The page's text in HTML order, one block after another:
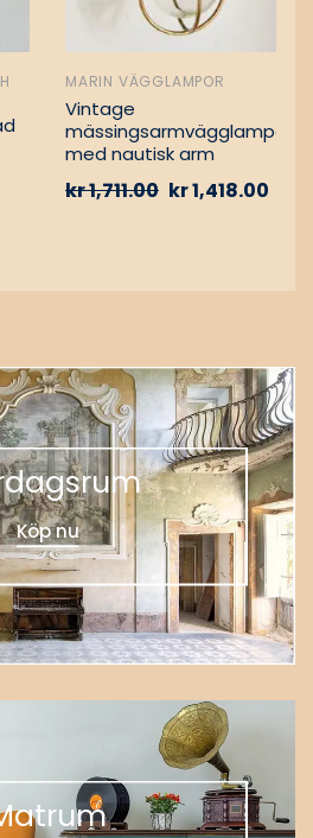
MARIN VÄGGLAMPOR
Vintage
mässingsarmvägglampa
med nautisk arm
kr1,711.00 kr1,418.00
Köp nu